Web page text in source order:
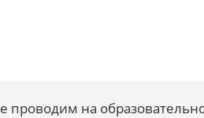
проводим на